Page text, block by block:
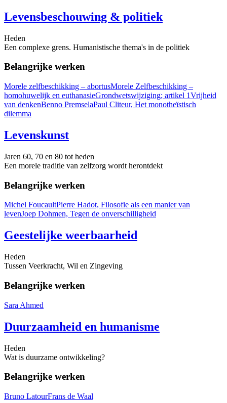
Levensbeschouwing & politiek
Heden
Een complexe grens. Humanistische thema's in de politiek
Belangrijke werken
Morele zelfbeschikking – abortusMorele Zelfbeschikking –
homohuwelijk en euthanasieGrondwetswijziging; artikel 1Vrijheid
van denkenBenno PremselaPaul Cliteur, Het monotheïstisch
dilemma
Levenskunst
Jaren 60, 70 en 80 tot heden
Een morele traditie van zelfzorg wordt herontdekt
Belangrijke werken
Michel FoucaultPierre Hadot, Filosofie als een manier van
levenJoep Dohmen, Tegen de onverschilligheid
Geestelijke weerbaarheid
Heden
Tussen Veerkracht, Wil en Zingeving
Belangrijke werken
Sara Ahmed
Duurzaamheid en humanisme
Heden
Wat is duurzame ontwikkeling?
Belangrijke werken
Bruno LatourFrans de Waal